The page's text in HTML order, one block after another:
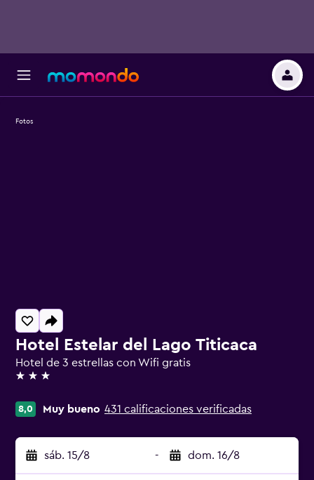
Hotel Estelar del Lago Titicaca
Hotel de 3 estrellas con Wifi gratis
3 estrellas
8,0 Muy bueno 431 calificaciones verificadas
sáb. 15/8 - dom. 16/8
Fotos